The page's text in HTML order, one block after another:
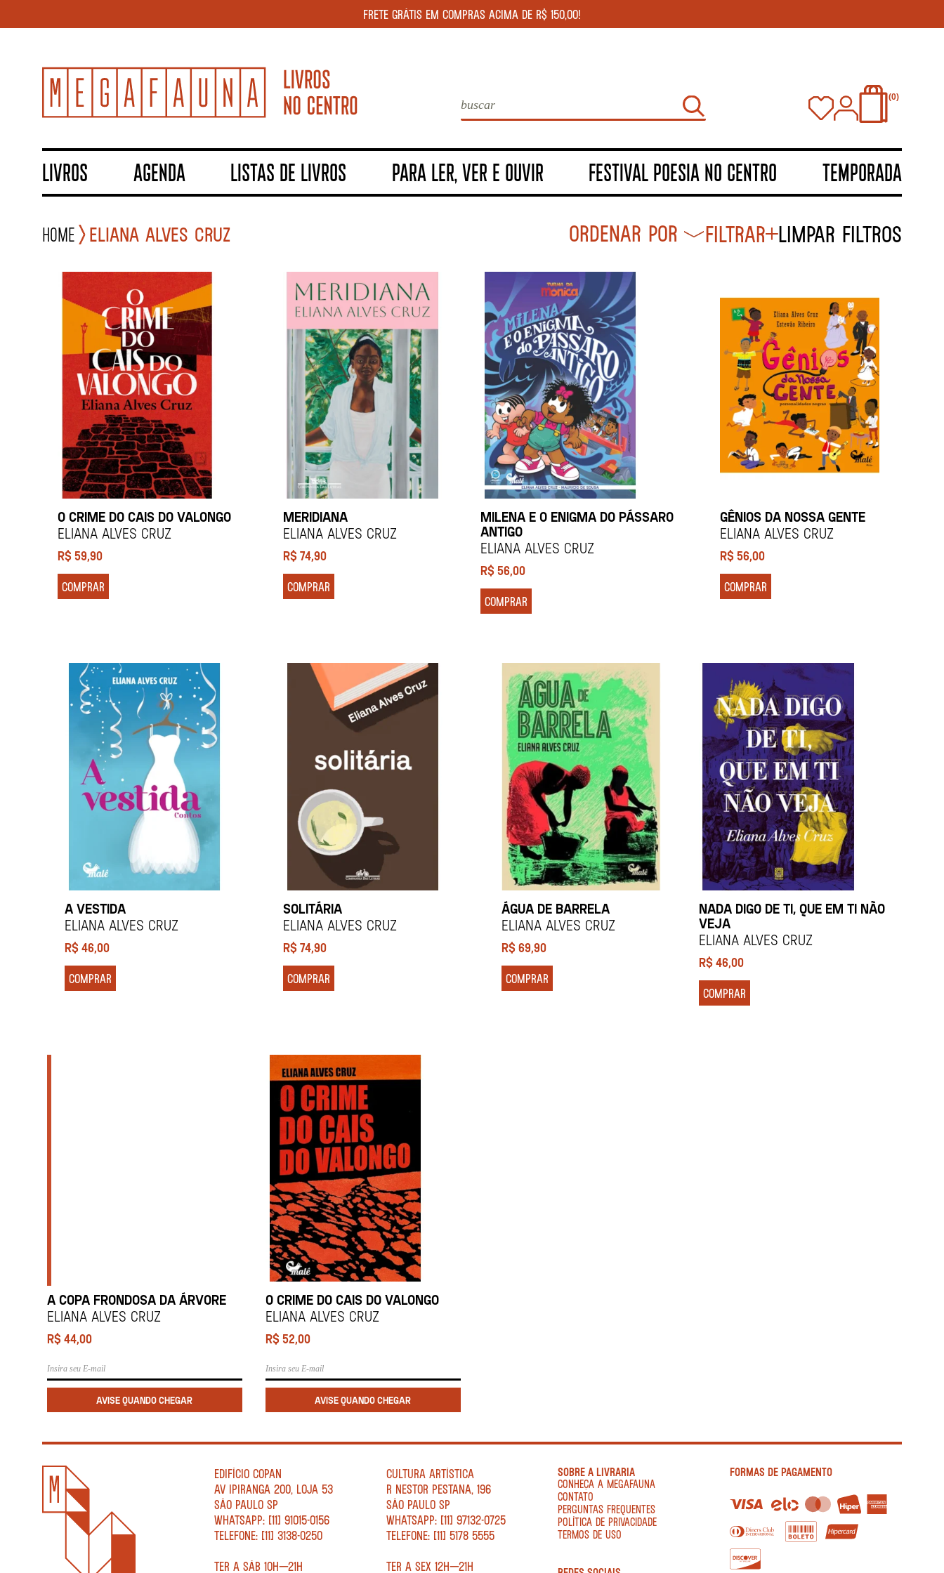
FRETE GRÁTIS EM COMPRAS ACIMA DE R$ 150,00!
0
LIVROS AGENDA LISTAS DE LIVROS PARA LER, VER E OUVIR FESTIVAL POESIA NO CENTRO TEMPORADA
Home ELIANA ALVES CRUZ Filtrar Limpar filtros
O CRIME DO CAIS DO VALONGO
ELIANA ALVES CRUZ
R$59,90
COMPRAR
MERIDIANA
ELIANA ALVES CRUZ
R$74,90
COMPRAR
MILENA E O ENIGMA DO PÁSSARO
ANTIGO
ELIANA ALVES CRUZ
R$ 56,00
COMPRAR
GÊNIOS DA NOSSA GENTE
ELIANA ALVES CRUZ
R$56,00
COMPRAR
A VESTIDA
ELIANA ALVES CRUZ
R$46,00
COMPRAR
SOLITÁRIA
ELIANA ALVES CRUZ
R$74,90
COMPRAR
ÁGUA DE BARRELA
ELIANA ALVES CRUZ
R$69,90
COMPRAR
NADA DIGO DE TI, QUE EM TI NÃO
VEJA
ELIANA ALVES CRUZ
R$ 46,00
COMPRAR
A COPA FRONDOSA DA ÁRVORE
ELIANA ALVES CRUZ
R$ 44,00
O CRIME DO CAIS DO VALONGO
ELIANA ALVES CRUZ
R$ 52,00
EDIFÍCIO COPAN
AV IPIRANGA 200, LOJA 53
SÃO PAULO SP
WHATSAPP: [11] 91015-0156
TELEFONE: [11] 3138-0250
TER A SÁB 10H—21H
CULTURA ARTÍSTICA
R NESTOR PESTANA, 196
SÃO PAULO SP
WHATSAPP: [11] 97132-0725
TELEFONE: [11] 5178 5555
TER A SEX 12H—21H
SOBRE A LIVRARIA
CONHEÇA A MEGAFAUNA
CONTATO
PERGUNTAS FREQUENTES
POLÍTICA DE PRIVACIDADE
TERMOS DE USO
FORMAS DE PAGAMENTO